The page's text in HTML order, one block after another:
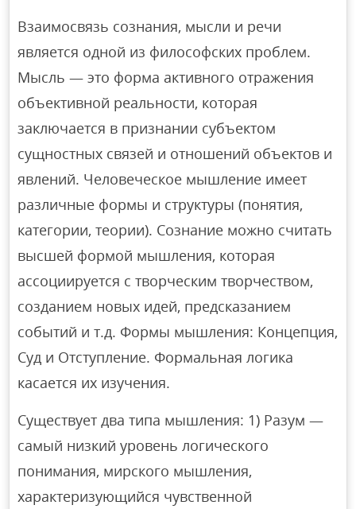
Взаимосвязь сознания, мысли и речи
является одной из философских проблем.
Мысль — это форма активного отражения
объективной реальности, которая
заключается в признании субъектом
сущностных связей и отношений объектов и
явлений. Человеческое мышление имеет
различные формы и структуры (понятия,
категории, теории). Сознание можно считать
высшей формой мышления, которая
ассоциируется с творческим творчеством,
созданием новых идей, предсказанием
событий и т.д. Формы мышления: Концепция,
Суд и Отступление. Формальная логика
касается их изучения.
Существует два типа мышления: 1) Разум —
самый низкий уровень логического
понимания, мирского мышления,
характеризующийся чувственной